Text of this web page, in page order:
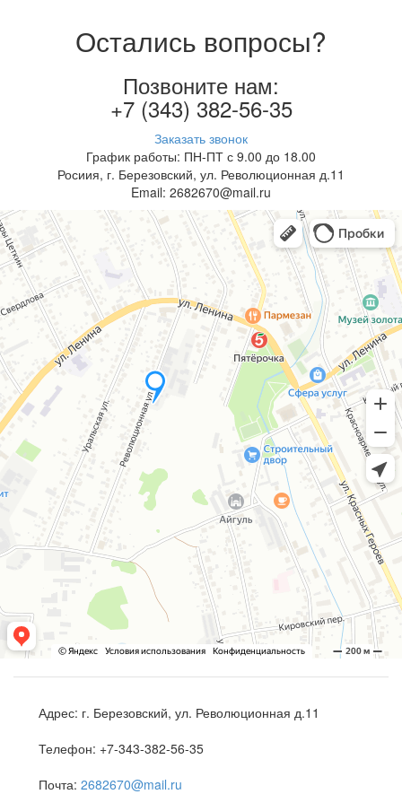
Остались вопросы?
Позвоните нам:
+7 (343) 382-56-35
Заказать звонок
График работы: ПН-ПТ с 9.00 до 18.00
Росиия, г. Березовский, ул. Революционная д.11
Email: 2682670@mail.ru
Адрес: г. Березовский, ул. Революционная д.11
Телефон: +7-343-382-56-35
Почта: 2682670@mail.ru